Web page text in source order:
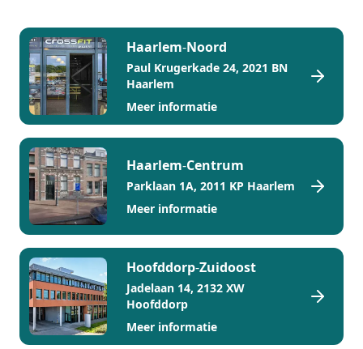
Haarlem-Noord
Paul Krugerkade 24, 2021 BN
Haarlem
Meer informatie
Haarlem-Centrum
Parklaan 1A, 2011 KP Haarlem
Meer informatie
Hoofddorp-Zuidoost
Jadelaan 14, 2132 XW
Hoofddorp
Meer informatie